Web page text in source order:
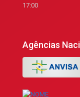
17:00
Agências